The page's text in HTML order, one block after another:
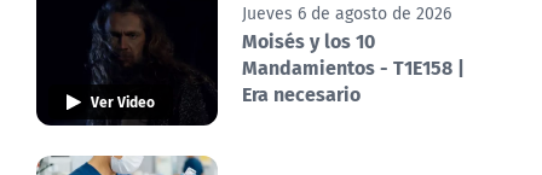
Ver Video
Jueves 6 de agosto de 2026
Moisés y los 10
Mandamientos - T1E158 |
Era necesario